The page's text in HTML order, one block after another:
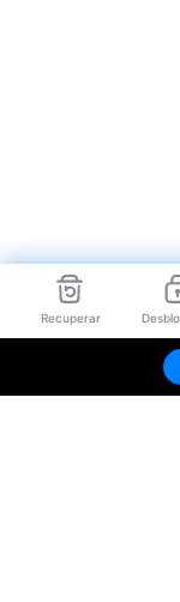
Recuperar